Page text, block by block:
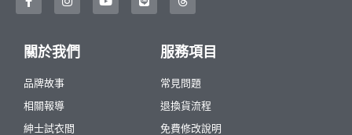
關於我們
品牌故事
相關報導
紳士試衣間
服務項目
常見問題
退換貨流程
免費修改說明